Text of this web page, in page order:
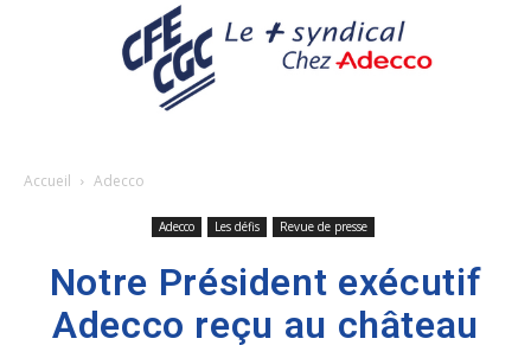
Accueil Adecco
Adecco Les défis Revue de presse
Notre Président exécutif
Adecco reçu au château